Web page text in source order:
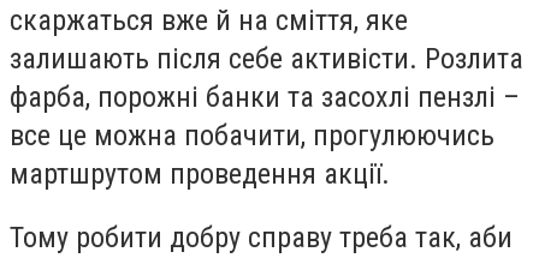
скаржаться вже й на сміття, яке
залишають після себе активісти. Розлита
фарба, порожні банки та засохлі пензлі –
все це можна побачити, прогулюючись
мартшрутом проведення акції.
Тому робити добру справу треба так, аби